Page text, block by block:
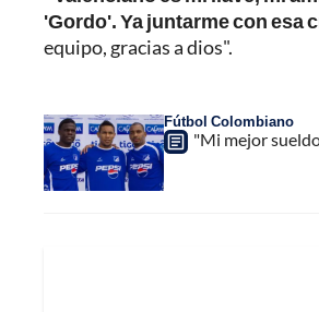
'Gordo'. Ya juntarme con esa
equipo, gracias a dios".
Fútbol Colombiano
"Mi mejor